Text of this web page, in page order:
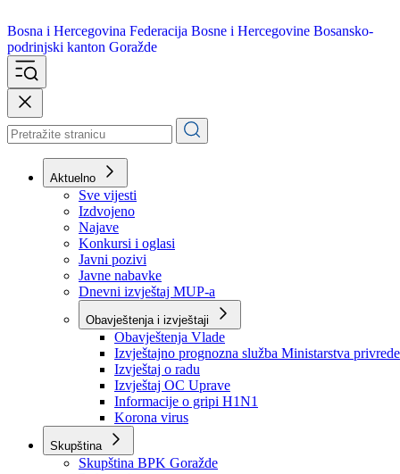
Bosna i Hercegovina
podrinjski kanton Goražde
Aktuelno
Sve vijesti
Izdvojeno
Najave
Konkursi i oglasi
Javni pozivi
Javne nabavke
Dnevni izvještaj MUP-a
Obavještenja i izvještaji
Obavještenja Vlade
Izvještajno prognozna služba Ministarstva privrede
Izvještaj o radu
Izvještaj OC Uprave
Informacije o gripi H1N1
Korona virus